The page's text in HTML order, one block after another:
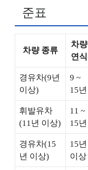
준표
차량 종류
차량
연식
경유차(9년
이상)
9 ~
15년
휘발유차
(11년 이상)
11 ~
15년
경유차(15
년 이상)
15년
이상